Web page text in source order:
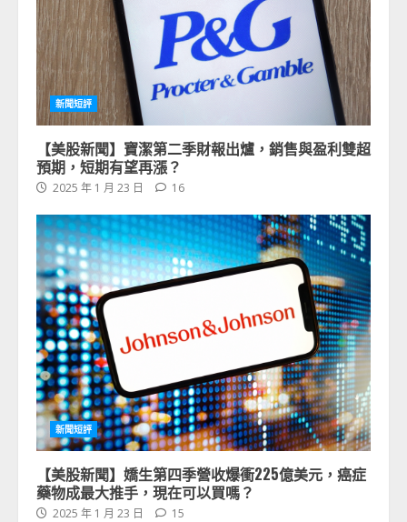
新聞短評
【美股新聞】寶潔第二季財報出爐，銷售與盈利雙超
預期，短期有望再漲？
2025 年 1 月 23 日 16
新聞短評
【美股新聞】嬌生第四季營收爆衝225億美元，癌症
藥物成最大推手，現在可以買嗎？
2025 年 1 月 23 日 15